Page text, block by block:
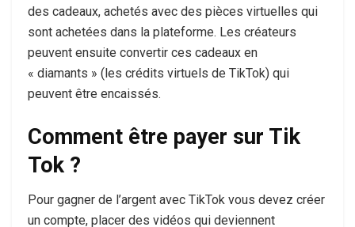
des cadeaux, achetés avec des pièces virtuelles qui
sont achetées dans la plateforme. Les créateurs
peuvent ensuite convertir ces cadeaux en
« diamants » (les crédits virtuels de TikTok) qui
peuvent être encaissés.
Comment être payer sur Tik
Tok ?
Pour gagner de l’argent avec TikTok vous devez créer
un compte, placer des vidéos qui deviennent